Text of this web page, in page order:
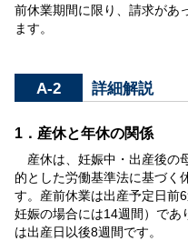
前休業期間に限り、請求があ
ます。
A-2 詳細解説
1．産休と年休の関係
産休は、妊娠中・出産後の
的とした労働基準法に基づく
す。産前休業は出産予定日前
妊娠の場合には14週間）であ
は出産日以後8週間です。